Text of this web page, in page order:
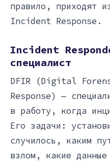
правило, приходят
Incident Response.
Incident
специалист
DFIR (Digital
Response) —
в работу, когда
Его задачи:
случилось, каким
взлом, какие